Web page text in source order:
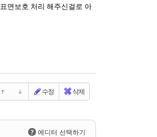
면보호 처리 해주신걸로 아
수정 삭제
? 에디터 선택하기